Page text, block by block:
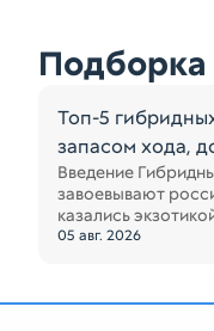
Подборка
Топ-5
запасом хода,
Введение
завоевывают
казались
05 авг. 2026